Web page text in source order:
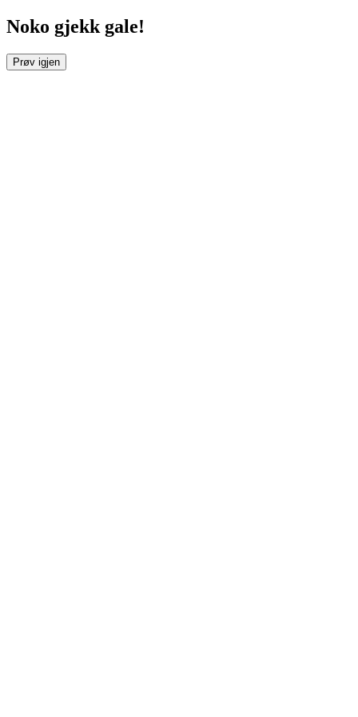
Noko gjekk gale!
Prøv igjen